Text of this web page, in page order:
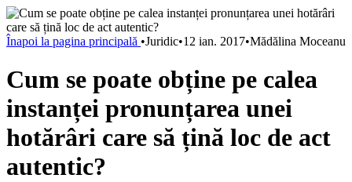
Înapoi la pagina principală •Juridic•12 ian. 2017•Mădălina Moceanu
Cum se poate obține pe calea
instanței pronunțarea unei
hotărâri care să țină loc de act
autentic?